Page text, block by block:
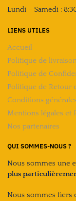
Lundi – Samedi :
LIENS UTILES
Accueil
Politique de
Politique de
Politique de Retour
Conditions
Mentions légales et
Nos partenaires
QUI SOMMES-NOUS ?
Nous sommes une
plus
Nous sommes fiers